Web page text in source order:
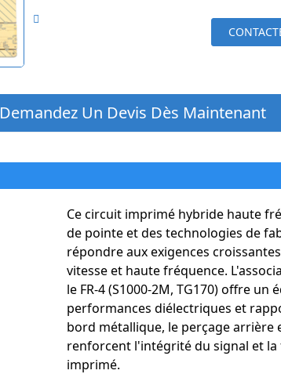
Demandez Un Devis Dès Maintenant
Ce circuit imprimé hybride haute
de pointe et des technologies de
répondre aux exigences
vitesse et haute fréquence.
le FR-4 (S1000-2M, TG170) offre
performances diélectriques et
bord métallique, le perçage arrière
renforcent l'intégrité du signal et
imprimé.